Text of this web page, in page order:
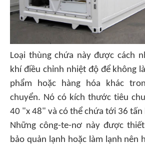
Loại thùng chứa này được cách
khí điều chỉnh nhiệt độ để không
phẩm hoặc hàng hóa khác
chuyển. Nó có kích thước tiêu
40 "x 48" và có thể chứa tới 36 tấn
Những công-te-nơ này được
bảo quản lạnh hoặc làm lạnh nên